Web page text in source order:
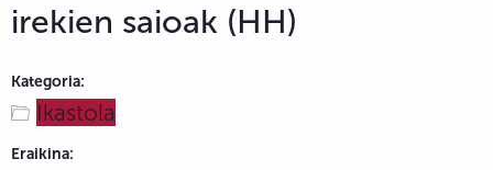
irekien saioak (HH)
Kategoria:
Ikastola
Eraikina: